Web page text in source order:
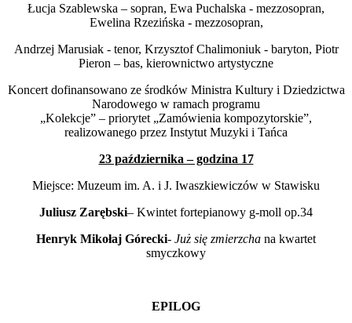
Łucja Szablewska – sopran, Ewa Puchalska - mezzosopran,
Ewelina Rzezińska - mezzosopran,
Andrzej Marusiak - tenor, Krzysztof Chalimoniuk - baryton, Piotr
Pieron – bas, kierownictwo artystyczne
Koncert dofinansowano ze środków Ministra Kultury i Dziedzictwa
Narodowego w ramach programu
„Kolekcje” – priorytet „Zamówienia kompozytorskie”,
realizowanego przez Instytut Muzyki i Tańca
23 października – godzina 17
Miejsce: Muzeum im. A. i J. Iwaszkiewiczów w Stawisku
Juliusz Zarębski– Kwintet fortepianowy g-moll op.34
Henryk Mikołaj Górecki- Już się zmierzcha na kwartet
smyczkowy
EPILOG